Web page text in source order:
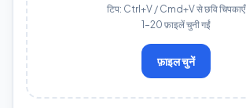
टिप: Ctrl+V / Cmd+V से छवि चिपकाएँ
1–20 फ़ाइलें चुनी गईं
फ़ाइल चुनें